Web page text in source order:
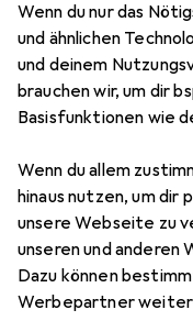
Wenn du nur das
und ähnlichen
und deinem
brauchen wir, um dir
Basisfunktionen wie
Wenn du allem
hinaus nutzen, um
unsere Webseite zu
unseren und anderen
Dazu können
Werbepartner
Zubehör für
Hier findest du